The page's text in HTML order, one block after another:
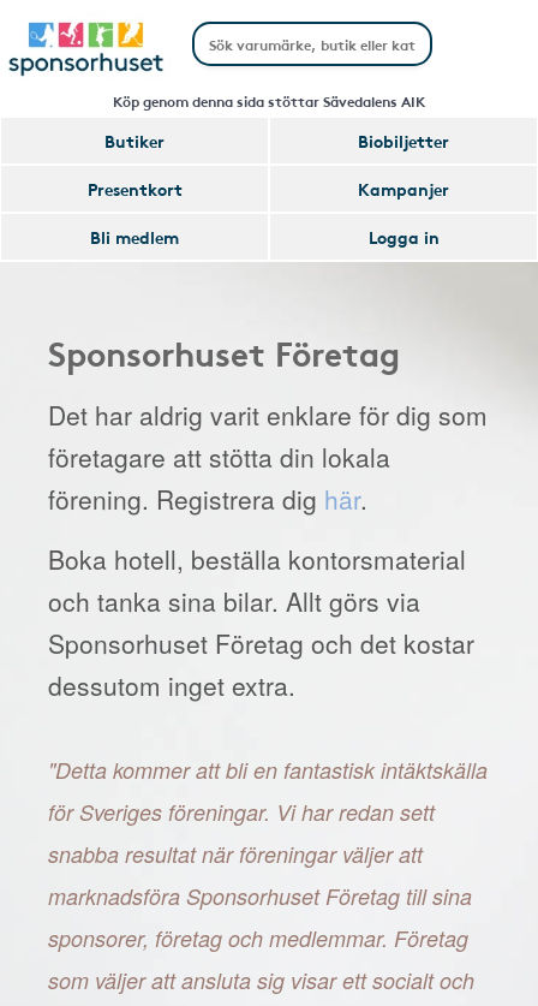
Köp genom denna sida stöttar Sävedalens AIK
Butiker
Biobiljetter
Presentkort
Kampanjer
Bli medlem
Logga in
Sponsorhuset Företag
Det har aldrig varit enklare för dig som
företagare att stötta din lokala
förening. Registrera dig här.
Boka hotell, beställa kontorsmaterial
och tanka sina bilar. Allt görs via
Sponsorhuset Företag och det kostar
dessutom inget extra.
"Detta kommer att bli en fantastisk intäktskälla
för Sveriges föreningar. Vi har redan sett
snabba resultat när föreningar väljer att
marknadsföra Sponsorhuset Företag till sina
sponsorer, företag och medlemmar. Företag
som väljer att ansluta sig visar ett socialt och